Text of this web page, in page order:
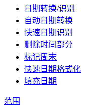
日期转换/识别
自动日期转换
快速日期识别
删除时间部分
标记周末
快速日期格式化
填充日期
范围